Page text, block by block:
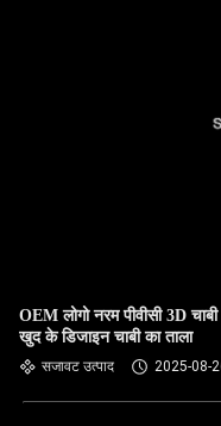
OEM लोगो नरम पीवीसी 3D
खुद के डिजाइन चाबी का ताला
सजावट उत्पाद 2025-08-